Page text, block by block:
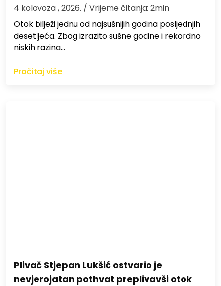
4 kolovoza , 2026. / Vrijeme čitanja: 2min
Otok bilježi jednu od najsušnijih godina posljednjih
desetljeća. Zbog izrazito sušne godine i rekordno
niskih razina…
Pročitaj više
Plivač Stjepan Lukšić ostvario je
nevjerojatan pothvat preplivavši otok